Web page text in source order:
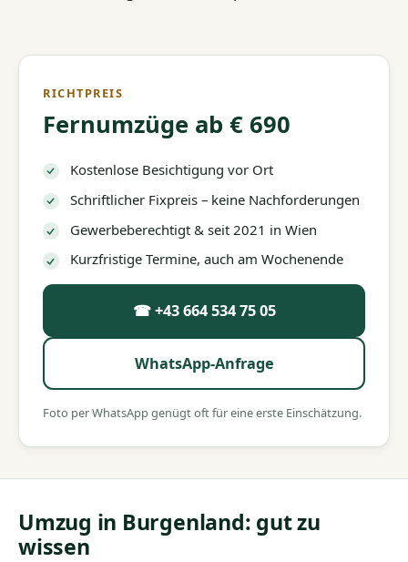
RICHTPREIS
Fernumzüge ab € 690
Kostenlose Besichtigung vor Ort
Schriftlicher Fixpreis – keine Nachforderungen
Gewerbeberechtigt & seit 2021 in Wien
Kurzfristige Termine, auch am Wochenende
☎ +43 664 534 75 05
WhatsApp-Anfrage
Foto per WhatsApp genügt oft für eine erste Einschätzung.
Umzug in Burgenland: gut zu
wissen